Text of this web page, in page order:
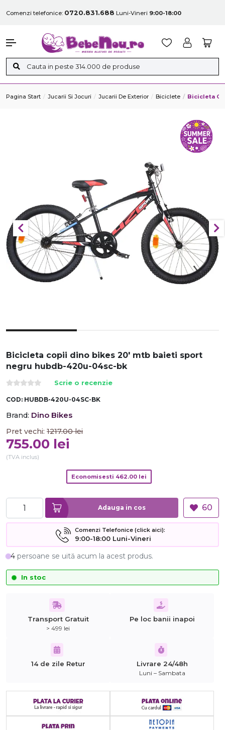
Comenzi telefonice: 0720.831.688 Luni-Vineri 9:00-18:00
Pagina Start Jucarii Si Jocuri Jucarii De Exterior Biciclete Bicicleta
Bicicleta copii dino bikes 20' mtb baieti sport
negru hubdb-420u-04sc-bk
Scrie o recenzie
COD: HUBDB-420U-04SC-BK
Brand: Dino Bikes
Pret vechi: 1217.00 lei
755.00 lei
(TVA inclus)
Economisesti 462.00lei
Adauga in cos 60
Comenzi Telefonice (click aici):
9:00-18:00 Luni-Vineri
4 persoane se uită acum la acest produs.
In stoc
Transport Gratuit
> 499 lei
Pe loc banii inapoi
14 de zile Retur Livrare 24/48h
Luni – Sambata